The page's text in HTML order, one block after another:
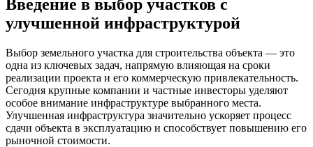
Введение в выбор участков с
улучшенной инфраструктурой
Выбор земельного участка для строительства объекта — это
одна из ключевых задач, напрямую влияющая на сроки
реализации проекта и его коммерческую привлекательность.
Сегодня крупные компании и частные инвесторы уделяют
особое внимание инфраструктуре выбранного места.
Улучшенная инфраструктура значительно ускоряет процесс
сдачи объекта в эксплуатацию и способствует повышению его
рыночной стоимости.